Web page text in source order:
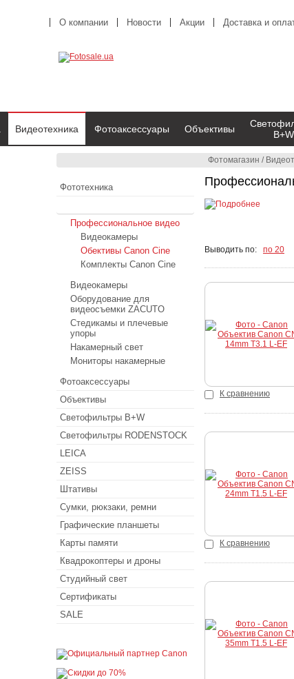
Фотомагазин /
Выводить по: по 20
К сравнению
К сравнению
О компании Новости Акции Доставка и
Видеотехника Фотоаксессуары Объективы
B+W
Фототехника
Профессиональное видео
Видеокамеры
Обективы Canon Cine
Комплекты Canon Cine
Видеокамеры
Оборудование для
видеосъемки ZACUTO
Стедикамы и плечевые
упоры
Накамерный свет
Мониторы накамерные
Фотоаксессуары
Объективы
Светофильтры B+W
Светофильтры RODENSTOCK
LEICA
ZEISS
Штативы
Сумки, рюкзаки, ремни
Графические планшеты
Карты памяти
Квадрокоптеры и дроны
Студийный свет
Сертификаты
SALE